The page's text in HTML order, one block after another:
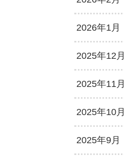
2026年1月
2025年12月
2025年11月
2025年10月
2025年9月